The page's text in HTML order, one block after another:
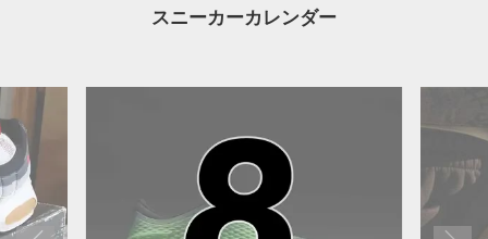
スニーカーカレンダー